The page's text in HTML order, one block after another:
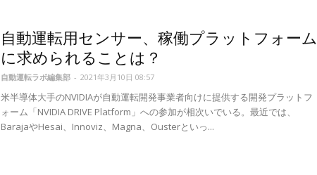
自動運転用センサー、稼働プラットフォーム
に求められることは？
自動運転ラボ編集部 - 2021年3月10日 08:57
米半導体大手のNVIDIAが自動運転開発事業者向けに提供する開発プラットフ
ォーム「NVIDIA DRIVE Platform」への参加が相次いでいる。最近では、
BarajaやHesai、Innoviz、Magna、Ousterといっ...